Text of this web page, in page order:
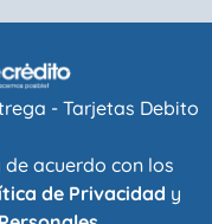
- Tarjetas Debito
acuerdo con los
de Privacidad y